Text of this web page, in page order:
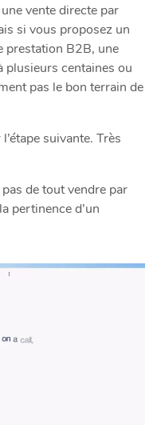
vente directe par
si vous proposez un
prestation B2B, une
plusieurs centaines ou
pas le bon terrain de
suivante. Très
de tout vendre par
pertinence d’un